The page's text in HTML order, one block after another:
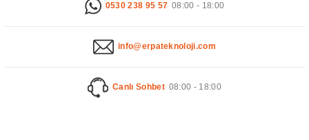
0530 238 95 57 08:00 - 18:00
info@erpateknoloji.com
Canlı Sohbet 08:00 - 18:00